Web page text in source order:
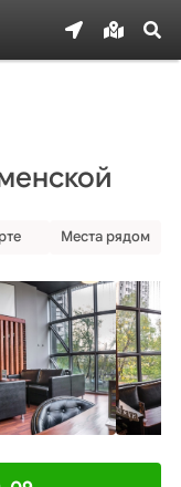
Места рядом